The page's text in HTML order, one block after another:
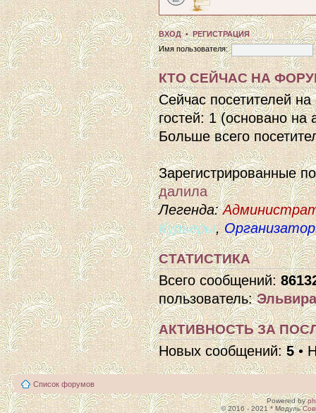
ВХОД•РЕГИСТРАЦИЯ
Имя пользователя:
КТО СЕЙЧАС НА
Сейчас посетителей
гостей: 1 (основано на
Больше всего
Зарегистрированные
далила
Легенда:
Курьеры,
СТАТИСТИКА
Всего сообщений:
пользователь:
АКТИВНОСТЬ ЗА
Новых сообщений:5•
Список форумов
Powered by
© 2016 - 2021 * Модуль